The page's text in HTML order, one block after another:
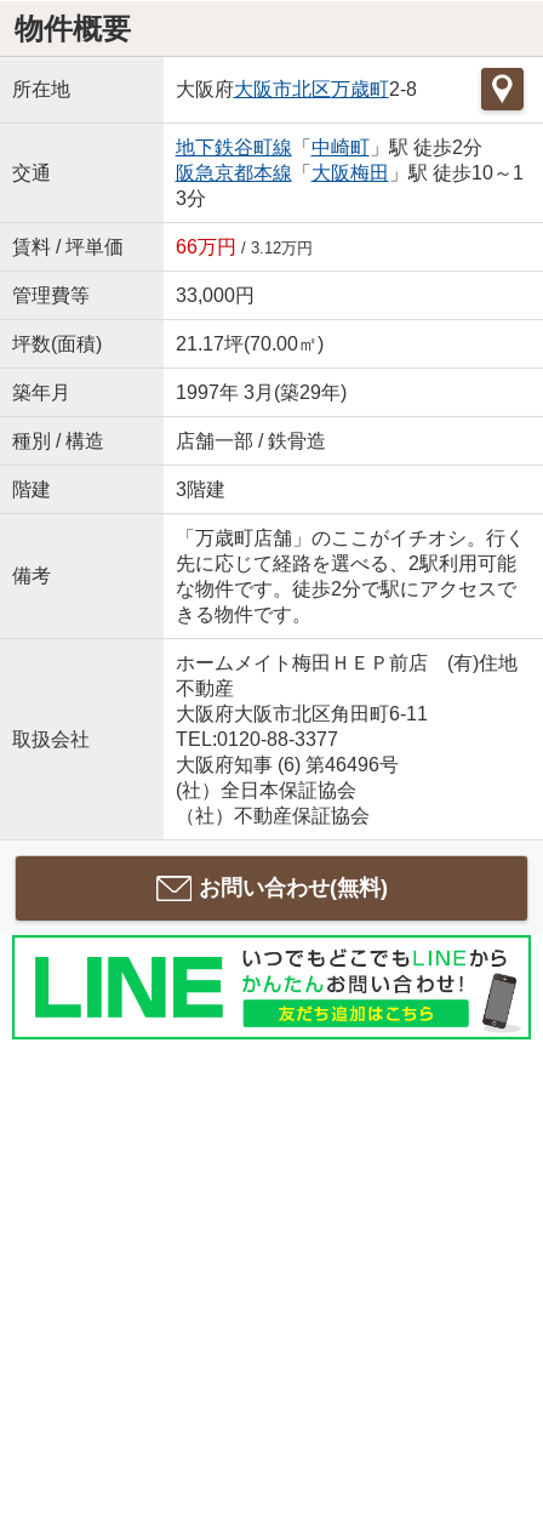
物件概要
所在地 大阪府大阪市北区万歳町2-8
交通
地下鉄谷町線 「 中崎町」駅 徒歩2分
阪急京都本線 「 大阪梅田 」駅 徒歩10～1
3分
賃料 / 坪単価 66万円 / 3.12万円
管理費等 33,000円
坪数(面積) 21.17坪(70.00㎡)
築年月 1997年 3月(築29年)
種別 / 構造 店舗一部 / 鉄骨造
階建 3階建
備考
「万歳町店舗」のここがイチオシ。行く
先に応じて経路を選べる、2駅利用可能
な物件です。徒歩2分で駅にアクセスで
きる物件です。
取扱会社
ホームメイト梅田ＨＥＰ前店 (有)住地
不動産
大阪府大阪市北区角田町6-11
TEL:0120-88-3377
大阪府知事 (6) 第46496号
(社）全日本保証協会
（社）不動産保証協会
お問い合わせ(無料)